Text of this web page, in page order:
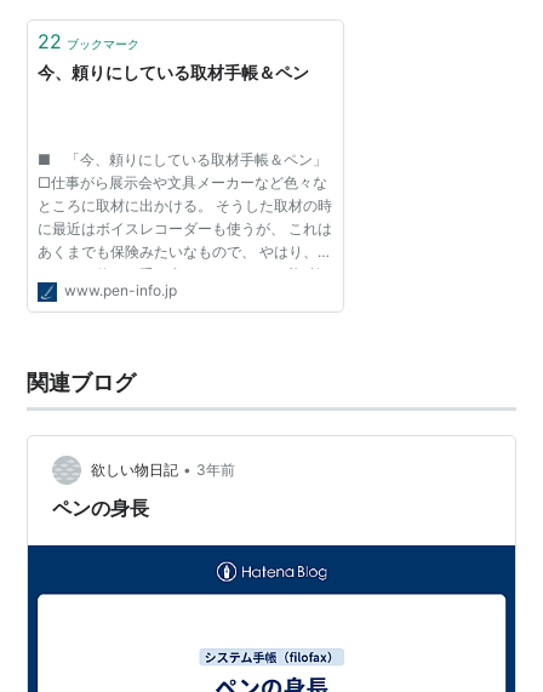
う、描きやす…
22 ブックマーク
今、頼りにしている取材手帳＆ペン
■ 「今、頼りにしている取材手帳＆ペン」
□仕事がら展示会や文具メーカーなど色々な
ところに取材に出かける。 そうした取材の時
に最近はボイスレコーダーも使うが、 これは
あくまでも保険みたいなもので、 やはり、紙
とペンを使って手で書くということも必ず行
う。 手を動かし、書くことで頭の回転もより
www.pen-info.jp
関連ブログ
欲しい物日記 • 3年前
ペンの身長